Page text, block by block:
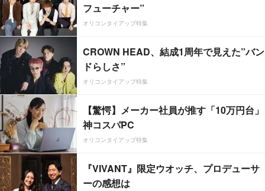
フューチャー”
オリコンタイアップ特集
CROWN HEAD、結成1周年で見えた”バン
ドらしさ”
オリコンタイアップ特集
【驚愕】メーカー社員が推す「10万円台」
神コスパPC
オリコンタイアップ特集
『VIVANT』限定ウオッチ、プロデューサ
ーの感想は